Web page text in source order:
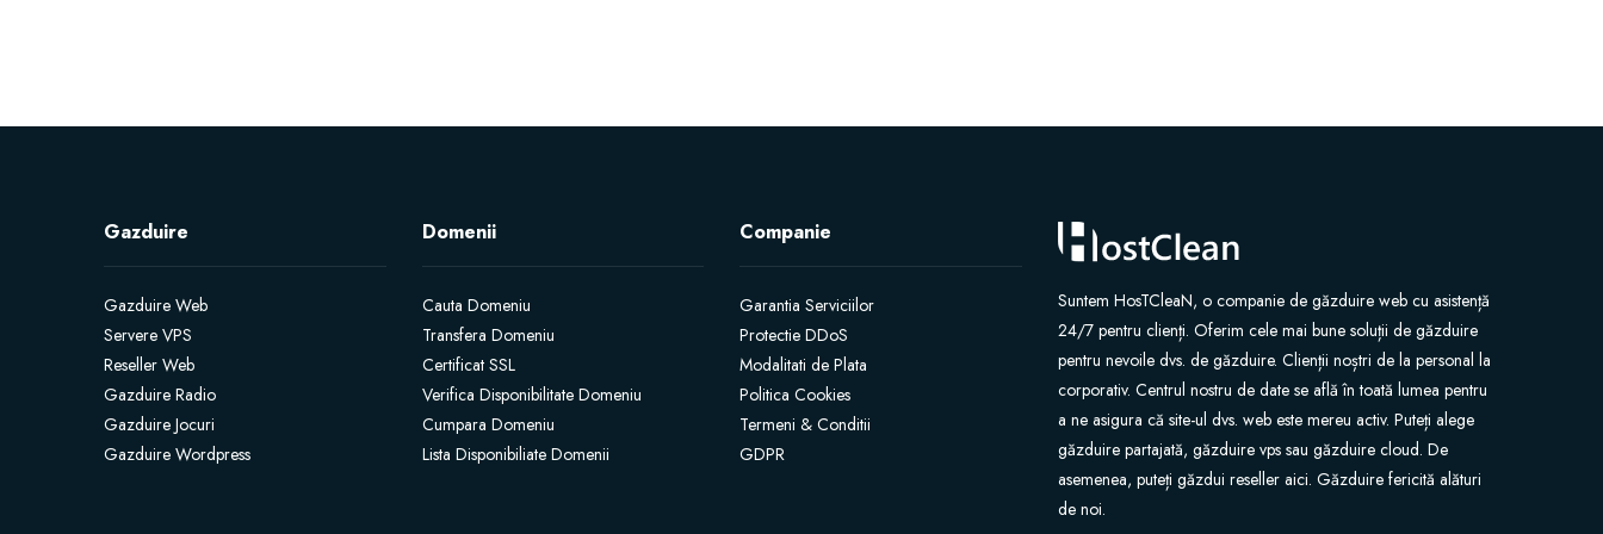
Gazduire
Gazduire Web
Servere VPS
Reseller Web
Gazduire Radio
Gazduire Jocuri
Gazduire Wordpress
Domenii
Cauta Domeniu
Transfera Domeniu
Certificat SSL
Verifica Disponibilitate Domeniu
Cumpara Domeniu
Lista Disponibiliate Domenii
Companie
Garantia Serviciilor
Protectie DDoS
Modalitati de Plata
Politica Cookies
Termeni & Conditii
GDPR
Suntem HosTCleaN, o companie de găzduire web cu asistență
24/7 pentru clienți. Oferim cele mai bune soluții de găzduire
pentru nevoile dvs. de găzduire. Clienții noștri de la personal la
corporativ. Centrul nostru de date se află în toată lumea pentru
a ne asigura că site-ul dvs. web este mereu activ. Puteți alege
găzduire partajată, găzduire vps sau găzduire cloud. De
asemenea, puteți găzdui reseller aici. Găzduire fericită alături
de noi.